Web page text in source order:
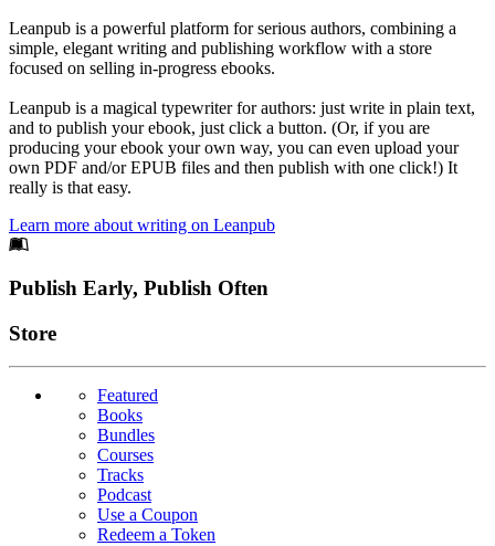
Leanpub is a powerful platform for serious authors, combining a
simple, elegant writing and publishing workflow with a store
focused on selling in-progress ebooks.
Leanpub is a magical typewriter for authors: just write in plain text,
and to publish your ebook, just click a button. (Or, if you are
producing your ebook your own way, you can even upload your
own PDF and/or EPUB files and then publish with one click!) It
really is that easy.
Learn more about writing on Leanpub
Footer
Publish Early, Publish Often
Links
Store
Featured
Books
Bundles
Courses
Tracks
Podcast
Use a Coupon
Redeem a Token